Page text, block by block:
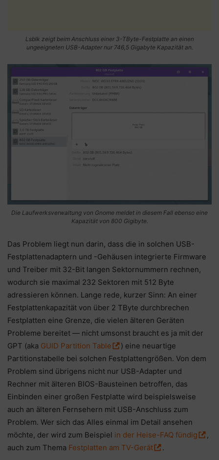
Lsblk zeigt beim Anschluss einer 3-TByte-Festplatte an einen
ungeeigneten USB-Adapter nur 746,5 Gigabyte Kapazität an.
Die Laufwerksverwaltung von Gnome meldet in diesem Fall ebenso eine
Kapazität von 800 Gigibyte.
Das Problem liegt nun darin, dass die in solchen USB-
Festplattenadaptern und -Gehäusen integrierte Firmware
und Treiber mit 32-Bit langen Sektornummern rechnen,
wodurch sie maximal 232 Sektoren mit 512 Byte
adressieren können. Lange rede, kurzer Sinn: An einer
Festplattenkapazität von über 2 TByte durchbrechen
Festplatten eine Grenze, die vielen älteren Geräten
Probleme bereitet — nicht umsonst braucht es ja mit der
GPT (aka GUID Partition Table
) eine neuartige
Partitionstabelle bei solchen Festplattengrößen. Von dem
Problem sind übrigens nicht nur USB-Adapter und
Rechner mit älteren BIOS-Bausteinen betroffen, das
Einbinden einer großen Festplatte wird beispielsweise
auch an älteren Fernsehern mit USB-Anschluss zum
Problem. Wer sich das Alles einmal im Detail ansehen
möchte, der wird zum Beispiel in der Heise-FAQ fündig
,
auch zum Thema Festplatten am TV-Gerät .